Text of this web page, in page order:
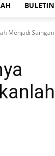
Menjadi